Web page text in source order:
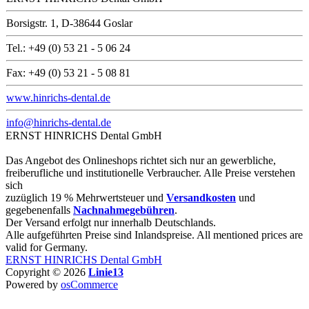
Borsigstr. 1, D-38644 Goslar
Tel.: +49 (0) 53 21 - 5 06 24
Fax: +49 (0) 53 21 - 5 08 81
www.hinrichs-dental.de
info@hinrichs-dental.de
ERNST HINRICHS Dental GmbH
Das Angebot des Onlineshops richtet sich nur an gewerbliche,
freiberufliche und institutionelle Verbraucher. Alle Preise verstehen
sich
zuzüglich 19 % Mehrwertsteuer und Versandkosten und
gegebenenfalls Nachnahmegebühren.
Der Versand erfolgt nur innerhalb Deutschlands.
Alle aufgeführten Preise sind Inlandspreise. All mentioned prices are
valid for Germany.
ERNST HINRICHS Dental GmbH
Copyright © 2026 Linie13
Powered by osCommerce